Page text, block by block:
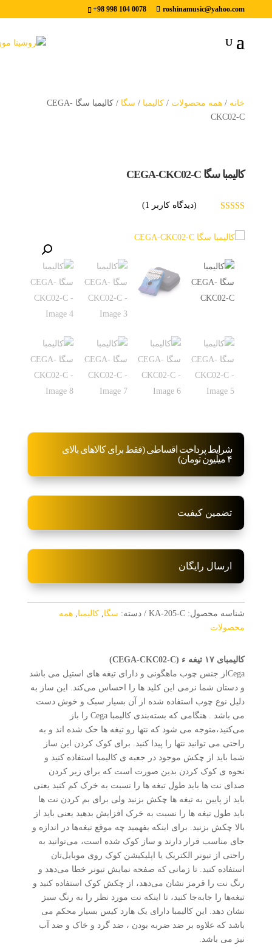
+98 998 104 0078 roshinamusic@yahoo.com
خانه / همه محصولات / کالیمبا / سگا
/ کالیمبا سگا CEGA-
CKC02-C
کالیمبا سگا CEGA-CKC02-C
مشتری
(دیدگاه کاربر 1
)
شرایط پرداخت اقساطی (فقط برای کالاهای بالای
۴ میلیون تومان)
تضمین کیفیت
ارسال رایگان
شناسه محصول: KA-205-C دسته: سگا, کالیمبا, همه
محصولات
کالیمبای ۱۷ تیغه ء (CEGA-CKC02-C)
Cegaاز جنس چوب ماهگونی و دارای تیغه های استیل می باشد
و دستان شما نرمی این کلید ها را احساس می‌کند. این ساز به
دلیل نوع چوب استفاده شده از آن بسیار سبک و خوش دست
می باشد . هنگامی که بسته‌بندی کالیمبا Cega را باز
می‌کنید،متوجه می شود که نتها رو تیغه ها حک شده اند و به
راحتی می توانید نتها را پیدا کنید. برای کوک کردن این ساز
شما باید از چکش موجود در جعبه ی کالیمبا استفاده کنید و
نحوه ی کوک کردن بدین صورت است که برای زیر کردن
صدای نت ها باید طول تیغه ها را نسبت به خرک کم کنید یعنی
باید از پایین به تیغه ها چکش بزنید ولی برای بم کردن نت ها
باید طول تیغه ها را نسبت به خرک افزایش بدهید یعنی باید از
بالا چکش بزنید. برای اینکه بفهمید چه موقع‌ تیغه‌ها در اندازه و
جای مناسب قرار دارند و ساز کوک شده است، می‌توانید به
راحتی از تیونر الکتریک یا اپلیکیشن کوک روی موبایل‌تان
استفاده کنید. تا زمانی که صفحه نمایش تیونر خطا می‌دهد و
رنگ نت را قرمز نشان می‌دهد، از چکش کوک استفاده کنید و
تیغه‌ها را جا‌به‌جا کنید، تا اینکه نت مورد نظر را به رنگ سبز
نشان دهد. این کالیمبا دارای یک هارد کیس بسیار محکم می
باشد که علاوه بر ضد ضربه بودن ، ضد گرد و خاک و ضد آب
نیز می باشد.